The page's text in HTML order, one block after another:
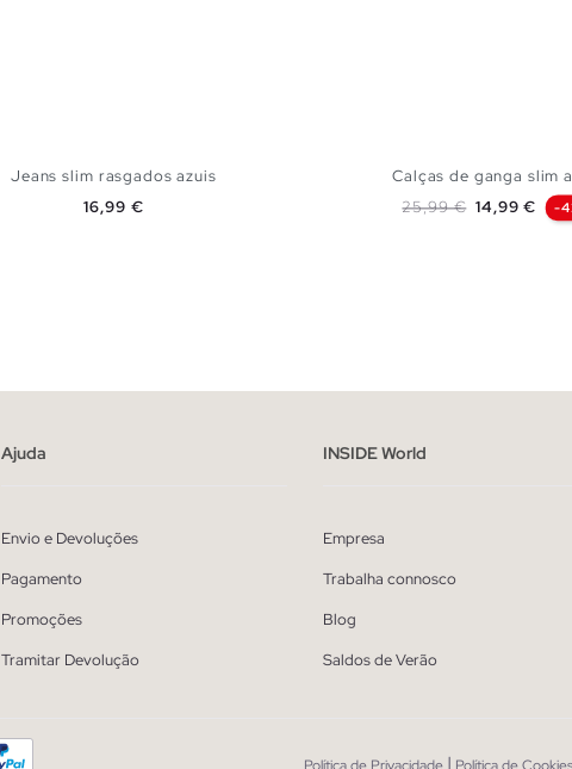
Jeans slim rasgados azuis
Preço
16,99 €
Calças de ganga slim
Preço normal
25,99 € Preço
14,99 € -
Ajuda
Envio e Devoluções
Pagamento
Promoções
Tramitar Devolução
INSIDE World
Empresa
Trabalha connosco
Blog
Saldos de Verão
|